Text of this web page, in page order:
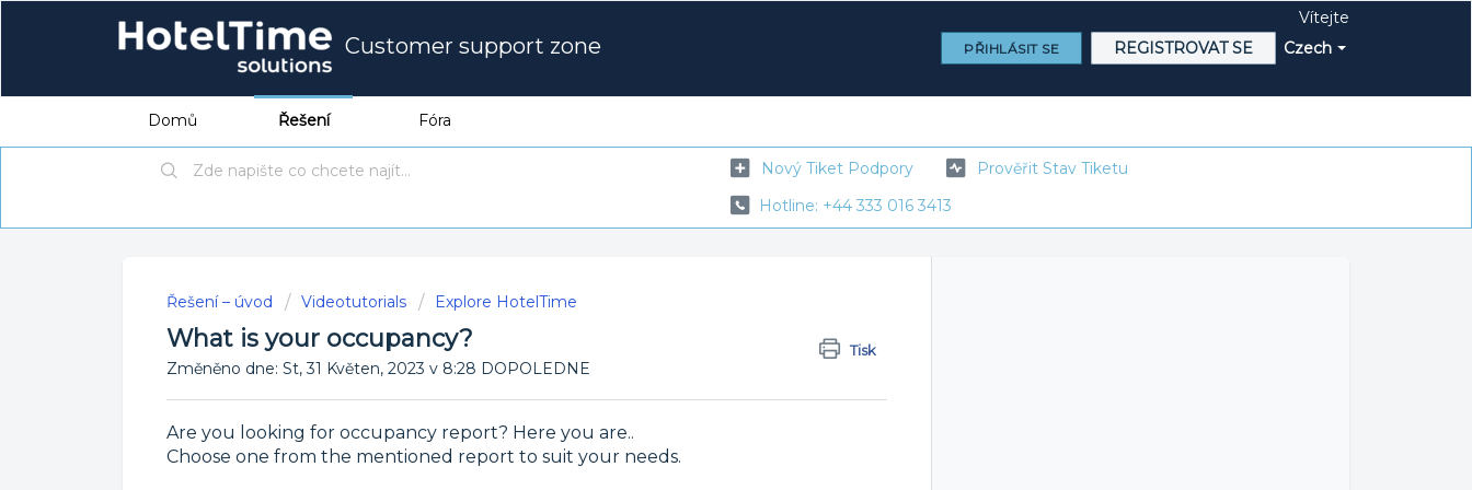
Customer support zone Czech
Vítejte
PŘIHLÁSIT SE REGISTROVAT SE
Domů Řešení Fóra
Nový Tiket Podpory
Prověřit Stav Tiketu
Hotline: +44 333 016 3413
Řešení – úvod Videotutorials Explore HotelTime
What is your occupancy? Tisk
Změněno dne: St, 31 Květen, 2023 v 8:28 DOPOLEDNE
Are you looking for occupancy report? Here you are..
Choose one from the mentioned report to suit your needs.